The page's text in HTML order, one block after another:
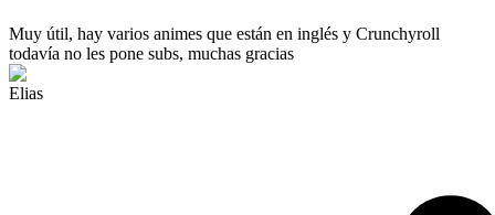
Muy útil, hay varios animes que están en inglés y Crunchyroll
todavía no les pone subs, muchas gracias
Elias